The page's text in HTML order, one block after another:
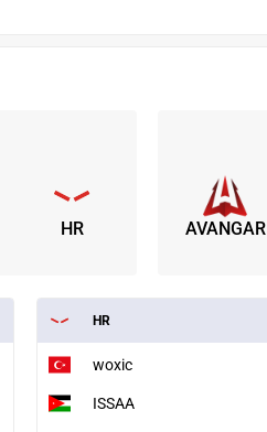
HR AVANGAR
HR
woxic
ISSAA